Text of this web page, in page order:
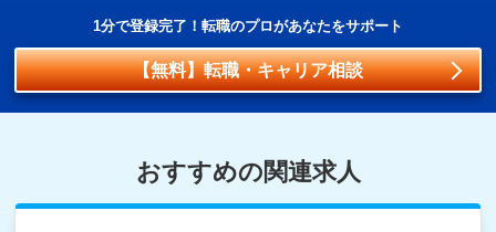
1分で登録完了！転職のプロがあなたをサポート
【無料】転職・キャリア相談
おすすめの関連求人